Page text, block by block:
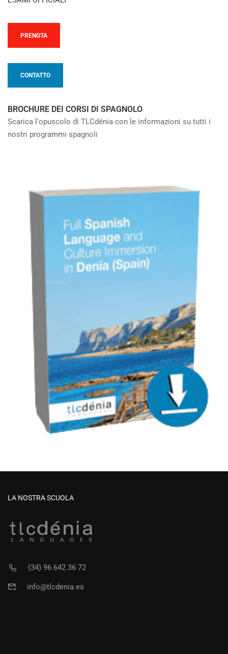
PRENOTA
CONTATTO
BROCHURE DEI CORSI DI SPAGNOLO
Scarica l'opuscolo di TLCdénia con le informazioni su tutti i
nostri programmi spagnoli
LA NOSTRA SCUOLA
(34) 96 642 36 72
info@tlcdenia.es